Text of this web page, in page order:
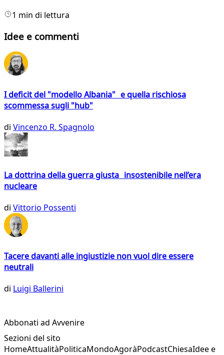
1 min di lettura
Idee e commenti
I deficit del "modello Albania" e quella rischiosa
scommessa sugli "hub"
di Vincenzo R. Spagnolo
La dottrina della guerra giusta insostenibile nell’era
nucleare
di Vittorio Possenti
Tacere davanti alle ingiustizie non vuol dire essere
neutrali
di Luigi Ballerini
Abbonati ad Avvenire
Sezioni del sito
HomeAttualitàPoliticaMondoAgoràPodcastChiesaIdee e